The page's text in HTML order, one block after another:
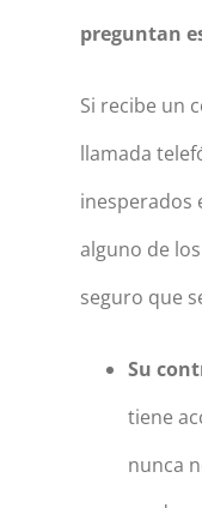
preguntan
Si recibe un
llamada
inesperados
alguno de
seguro que
Su
tiene
nunca